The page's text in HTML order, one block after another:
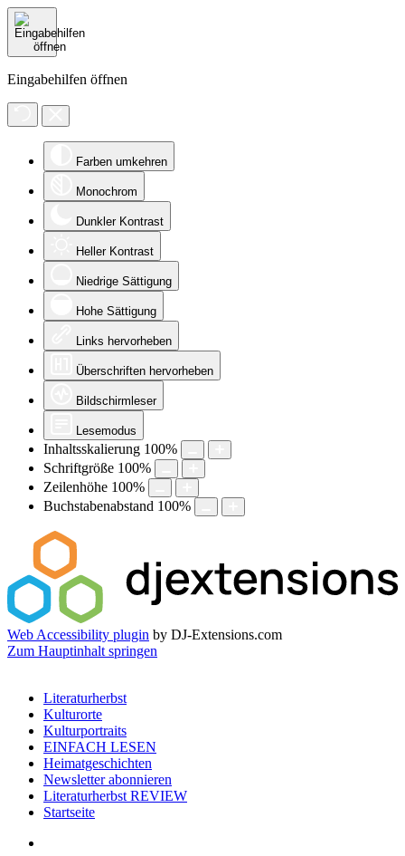
Eingabehilfen öffnen
Farben umkehren
Monochrom
Dunkler Kontrast
Heller Kontrast
Niedrige Sättigung
Hohe Sättigung
Links hervorheben
Überschriften hervorheben
Bildschirmleser
Lesemodus
Inhaltsskalierung 100%
Schriftgröße 100%
Zeilenhöhe 100%
Buchstabenabstand 100%
Web Accessibility plugin by DJ-Extensions.com
Zum Hauptinhalt springen
Literaturherbst
Kulturorte
Kulturportraits
EINFACH LESEN
Heimatgeschichten
Newsletter abonnieren
Literaturherbst REVIEW
Startseite